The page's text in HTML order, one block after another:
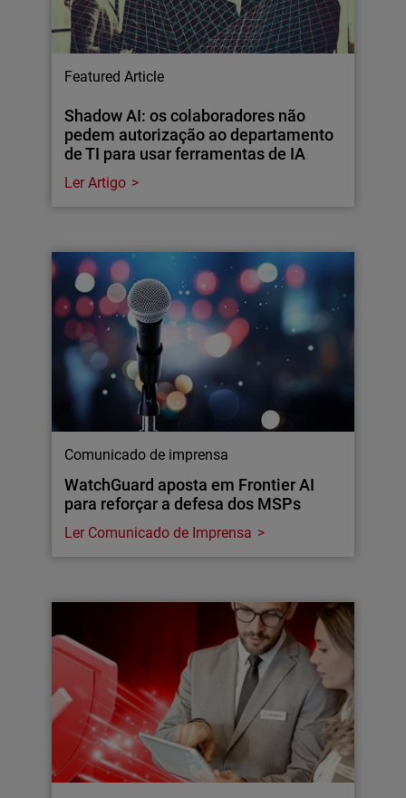
Featured Article
Shadow AI: os colaboradores não
pedem autorização ao departamento
de TI para usar ferramentas de IA
Ler Artigo
Comunicado de imprensa
WatchGuard aposta em Frontier AI
para reforçar a defesa dos MSPs
Ler Comunicado de Imprensa